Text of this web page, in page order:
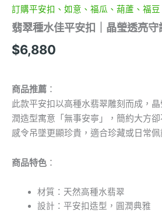
訂購平安扣、如意、福瓜、葫蘆、福豆
翡翠種水佳平安扣｜晶瑩透亮
$6,880
商品推薦 ：
此款平安扣以高種水翡翠雕刻而成，
潤造型寓意「無事安寧」，簡約大方
感令吊墜更顯珍貴，適合珍藏或日常
商品特色 ：
材質：天然高種水翡翠
設計：平安扣造型，圓潤典雅